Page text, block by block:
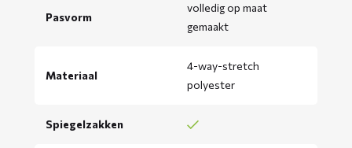
Pasvorm
volledig op maat
gemaakt
Materiaal
4-way-stretch
polyester
Spiegelzakken